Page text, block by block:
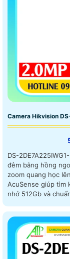
Camera Hikvision
DS-
đêm bằng hồng
zoom quang học
AcuSense giúp tìm
nhớ 512Gb và